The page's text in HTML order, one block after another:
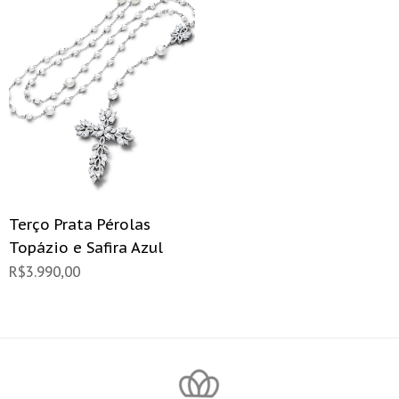
Terço Prata Pérolas
Topázio e Safira Azul
R$3.990,00